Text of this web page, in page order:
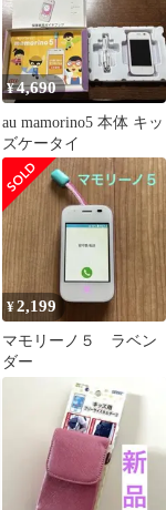
版 液晶保護フィルム
¥4,690
au mamorino5 本体 キッ
ズケータイ
¥2,199
マモリーノ５ ラベン
ダー